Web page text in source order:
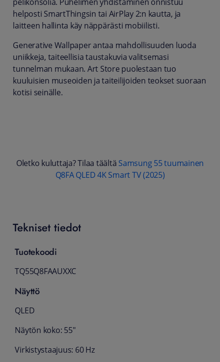
pelikonsolia. Puhelimen yhdistäminen onnistuu
helposti SmartThingsin tai AirPlay 2:n kautta, ja
laitteen hallinta käy näppärästi mobiilisti.
Generative Wallpaper antaa mahdollisuuden luoda
uniikkeja, taiteellisia taustakuvia valitsemasi
tunnelman mukaan. Art Store puolestaan tuo
kuuluisien museoiden ja taiteilijoiden teokset suoraan
kotisi seinälle.
Oletko kuluttaja? Tilaa täältä Samsung 55 tuumainen
Q8FA QLED 4K Smart TV (2025)
Tekniset tiedot
Tuotekoodi
TQ55Q8FAAUXXC
Näyttö
QLED
Näytön koko: 55"
Virkistystaajuus: 60 Hz